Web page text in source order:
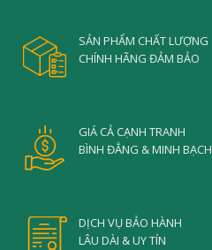
SẢN PHẨM CHẤT LƯỢNG
CHÍNH HÃNG ĐẢM BẢO
GIÁ CẢ CẠNH TRANH
BÌNH ĐẲNG & MINH BẠCH
DỊCH VỤ BẢO HÀNH
LÂU DÀI & UY TÍN